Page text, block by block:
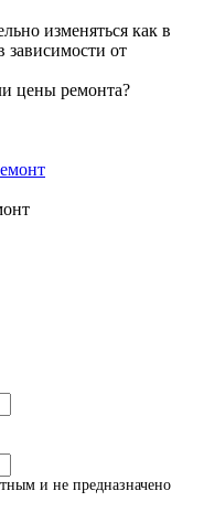
изменяться как в
от
цены ремонта?
и не предназначено